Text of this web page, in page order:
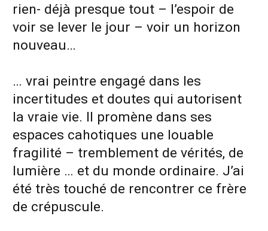
rien- déjà presque tout – l’espoir de
voir se lever le jour – voir un horizon
nouveau…
… vrai peintre engagé dans les
incertitudes et doutes qui autorisent
la vraie vie. Il promène dans ses
espaces cahotiques une louable
fragilité – tremblement de vérités, de
lumière … et du monde ordinaire. J’ai
été très touché de rencontrer ce frère
de crépuscule.